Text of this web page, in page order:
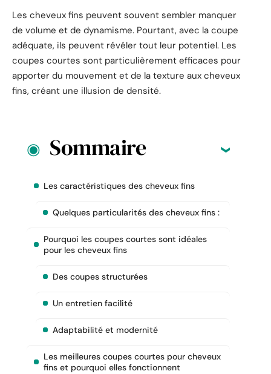
Les cheveux fins peuvent souvent sembler manquer
de volume et de dynamisme. Pourtant, avec la coupe
adéquate, ils peuvent révéler tout leur potentiel. Les
coupes courtes sont particulièrement efficaces pour
apporter du mouvement et de la texture aux cheveux
fins, créant une illusion de densité.
Sommaire
Les caractéristiques des cheveux fins
Quelques particularités des cheveux fins :
Pourquoi les coupes courtes sont idéales
pour les cheveux fins
Des coupes structurées
Un entretien facilité
Adaptabilité et modernité
Les meilleures coupes courtes pour cheveux
fins et pourquoi elles fonctionnent